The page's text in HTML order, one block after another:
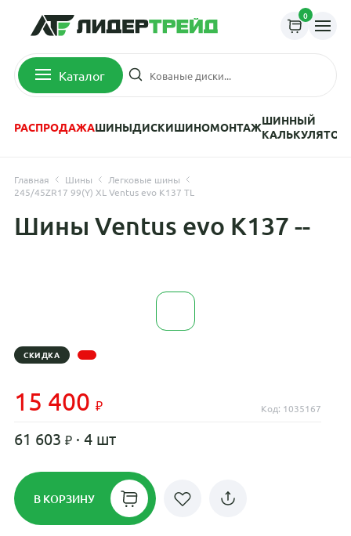
0
Каталог
РАСПРОДАЖАШИНЫДИСКИШИНОМОНТАЖШИННЫЙ
КАЛЬКУЛЯТОР
Главная Шины
Легковые шины
245/45ZR17 99(Y) XL Ventus evo K137 TL
Шины Ventus evo K137 --
СКИДКА
15 400 Код: 1035167
61 603 · 4 шт
В КОРЗИНУ